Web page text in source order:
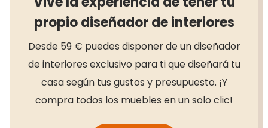
propio diseñador de interiores
Desde 59 € puedes disponer de un diseñador
de interiores exclusivo para ti que diseñará tu
casa según tus gustos y presupuesto. ¡Y
compra todos los muebles en un solo clic!